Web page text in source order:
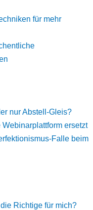
für mehr
nur Abstell-Gleis?
ersetzt
Falle beim
Richtige für mich?